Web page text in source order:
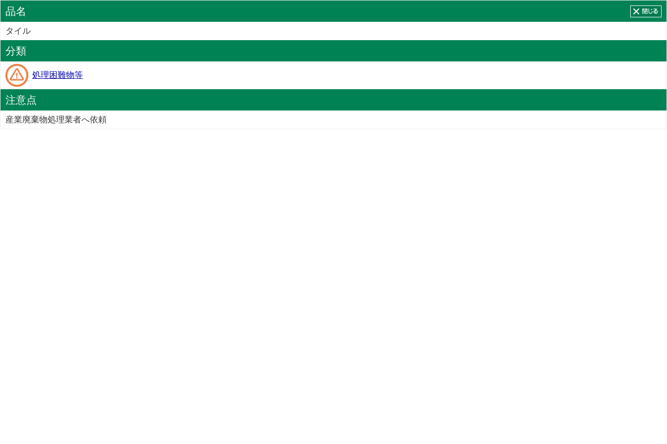
品名
タイル
分類
処理困難物等
注意点
産業廃棄物処理業者へ依頼